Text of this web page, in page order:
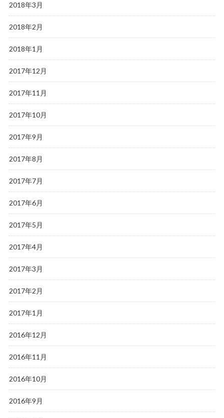
2018年3月
2018年2月
2018年1月
2017年12月
2017年11月
2017年10月
2017年9月
2017年8月
2017年7月
2017年6月
2017年5月
2017年4月
2017年3月
2017年2月
2017年1月
2016年12月
2016年11月
2016年10月
2016年9月